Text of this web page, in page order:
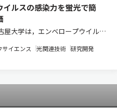
イルスの感染力を蛍光で簡
屋大学は，エンベロープウイルス
開発に成功した（ニュースリリー
解析には，一般には抗体法とPCR
サイエンス 光関連技術 研究開発